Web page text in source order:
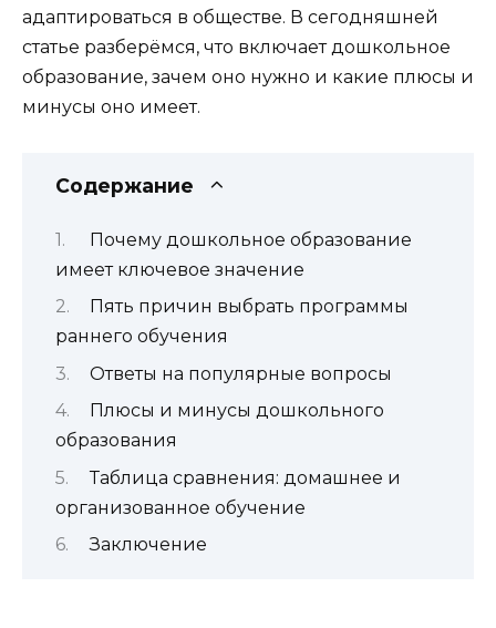
адаптироваться в обществе. В сегодняшней
статье разберёмся, что включает дошкольное
образование, зачем оно нужно и какие плюсы и
минусы оно имеет.
Содержание
Почему дошкольное образование
имеет ключевое значение
Пять причин выбрать программы
раннего обучения
Ответы на популярные вопросы
Плюсы и минусы дошкольного
образования
Таблица сравнения: домашнее и
организованное обучение
Заключение